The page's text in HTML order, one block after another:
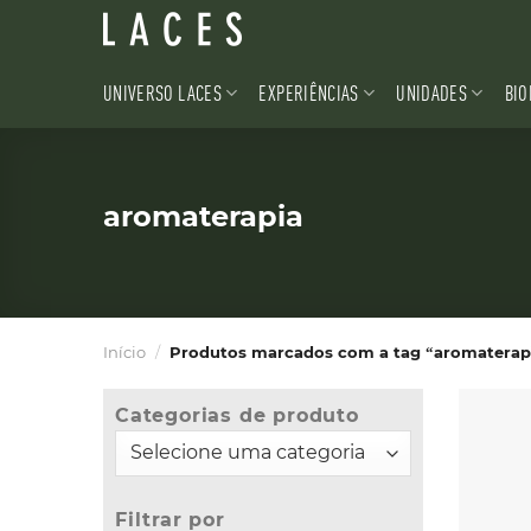
UNIVERSO LACES EXPERIÊNCIAS UNIDADES
aromaterapia
Início / Produtos marcados com a tag
Categorias de produto
Filtrar por